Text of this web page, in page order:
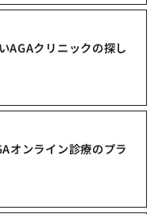
AGAクリニックの探し
オンライン診療のプラ